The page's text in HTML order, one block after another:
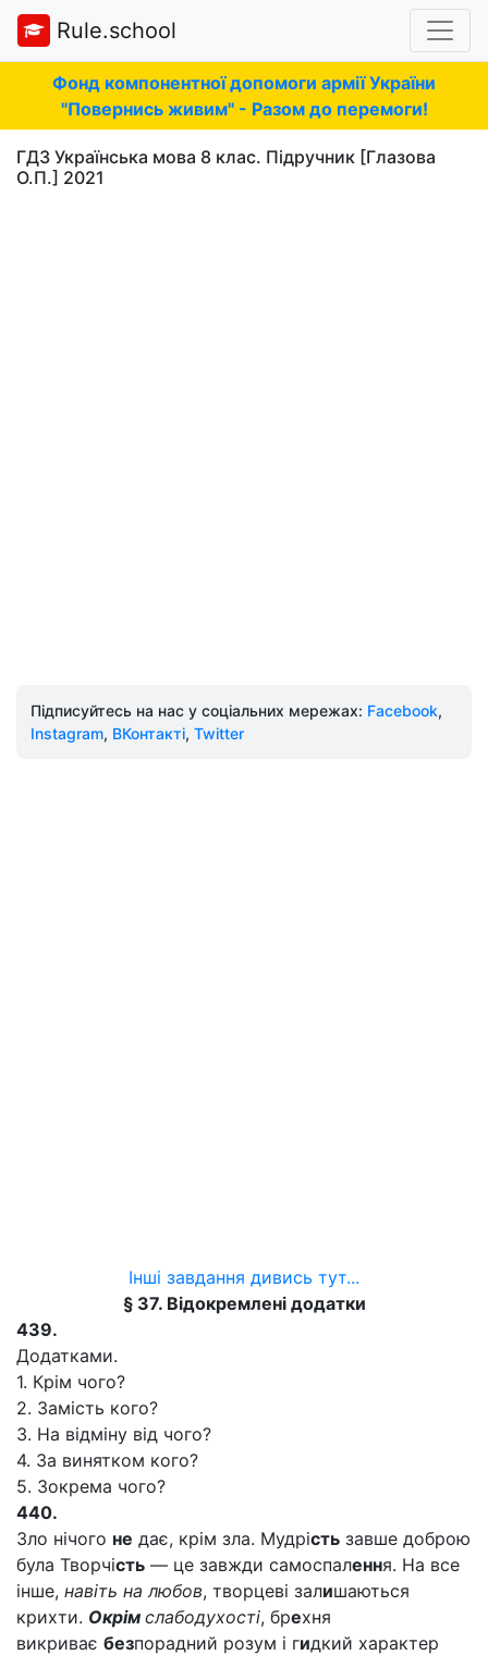
Rule.school
Фонд компонентної допомоги армії України
"Повернись живим" - Разом до перемоги!
ГДЗ Українська мова 8 клас. Підручник [Глазова
О.П.] 2021
Підписуйтесь на нас у соціальних мережах: Facebook,
Instagram, ВКонтакті, Twitter
Інші завдання дивись тут...
§ 37. Відокремлені додатки
439.
Додатками.
1. Крім чого?
2. Замість кого?
3. На відміну від чого?
4. За винятком кого?
5. Зокрема чого?
440.
Зло нічого не дає, крім зла. Мудрість завше доброю
була Творчість — це завжди самоспалення. На все
інше, навіть на любов, творцеві залишаються
крихти. Окрім слабодухості, брехня
викриває безпорадний розум і гидкий характер